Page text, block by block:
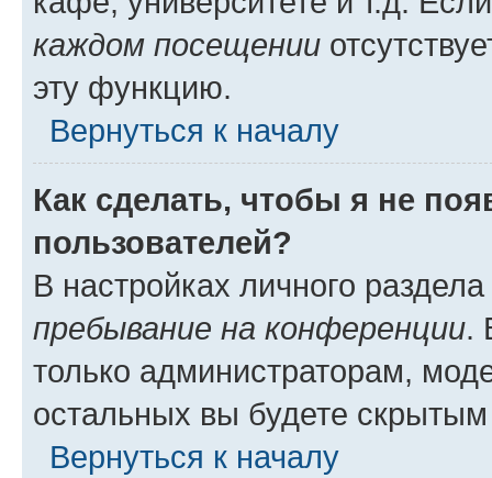
каждом посещении
эту функцию.
Вернуться к началу
Как сделать, чтобы я не
пользователей?
В настройках личного
пребывание на конференции.
только администраторам,
остальных вы будете
Вернуться к началу